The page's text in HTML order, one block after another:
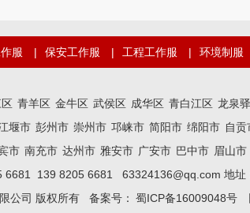
服 | 保安工作服 | 工程工作服 | 环境制服
青羊区 金牛区 武侯区 成华区 青白江区 龙泉
堰市 彭州市 崇州市 邛崃市 简阳市 绵阳市 自贡
市 南充市 达州市 雅安市 广安市 巴中市 眉山市
6681 139 8205 6681 63324136@qq.com 地址
公司 版权所有 备案号： 蜀ICP备16009048号